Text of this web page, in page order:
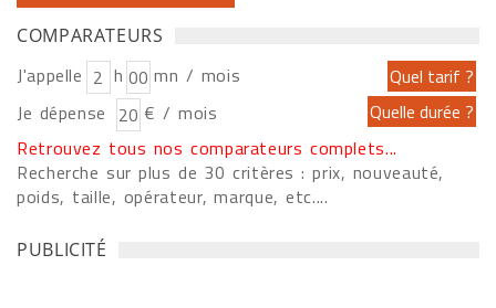
COMPARATEURS
J'appelle h
mn / mois
Je dépense
€ / mois
Retrouvez tous nos comparateurs complets...
Recherche sur plus de 30 critères : prix, nouveauté,
poids, taille, opérateur, marque, etc....
PUBLICITÉ